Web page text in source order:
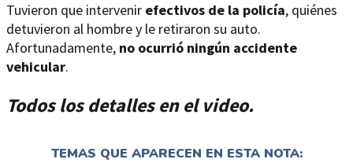
Tuvieron que intervenir efectivos de la policía, quiénes
detuvieron al hombre y le retiraron su auto.
Afortunadamente, no ocurrió ningún accidente
vehicular.
Todos los detalles en el video.
TEMAS QUE APARECEN EN ESTA NOTA: